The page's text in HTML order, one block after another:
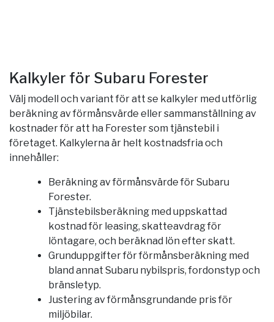
Kalkyler för Subaru Forester
Välj modell och variant för att se kalkyler med utförlig
beräkning av förmånsvärde eller sammanställning av
kostnader för att ha Forester som tjänstebil i
företaget. Kalkylerna är helt kostnadsfria och
innehåller:
Beräkning av förmånsvärde för Subaru
Forester.
Tjänstebilsberäkning med uppskattad
kostnad för leasing, skatteavdrag för
löntagare, och beräknad lön efter skatt.
Grunduppgifter för förmånsberäkning med
bland annat Subaru nybilspris, fordonstyp och
bränsletyp.
Justering av förmånsgrundande pris för
miljöbilar.